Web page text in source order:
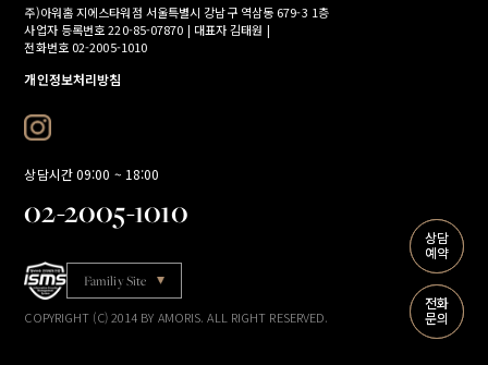
주)아워홈 지에스타워점 서울특별시 강남구 역삼동 679-3 1층
사업자 등록번호 220-85-07870 | 대표자 김태원 |
전화번호 02-2005-1010
개인정보처리방침
상담시간 09:00 ~ 18:00
02-2005-1010
Familiy Site
COPYRIGHT (C) 2014 BY AMORIS. ALL RIGHT RESERVED.
상담
예약
전화
문의
상담
예약
전화
문의